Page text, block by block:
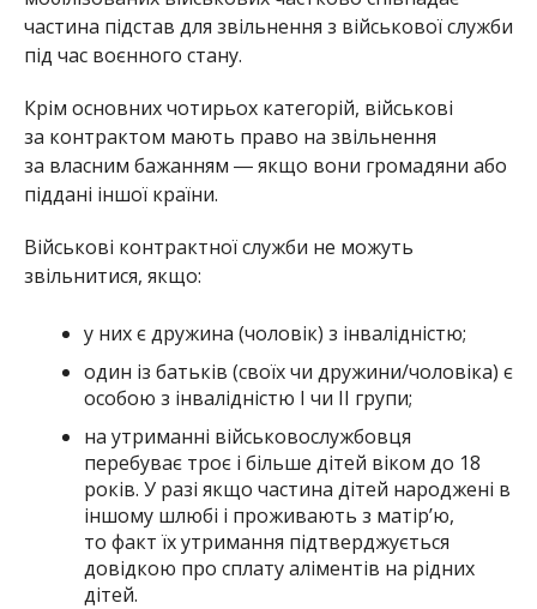
частина підстав для звільнення з військової служби
під час воєнного стану.
Крім основних чотирьох категорій, військові
за контрактом мають право на звільнення
за власним бажанням ― якщо вони громадяни або
піддані іншої країни.
Військові контрактної служби не можуть
звільнитися, якщо:
у них є дружина (чоловік) з інвалідністю;
один із батьків (своїх чи дружини/чоловіка) є
особою з інвалідністю I чи II групи;
на утриманні військовослужбовця
перебуває троє і більше дітей віком до 18
років. У разі якщо частина дітей народжені в
іншому шлюбі і проживають з матір’ю,
то факт їх утримання підтверджується
довідкою про сплату аліментів на рідних
дітей.